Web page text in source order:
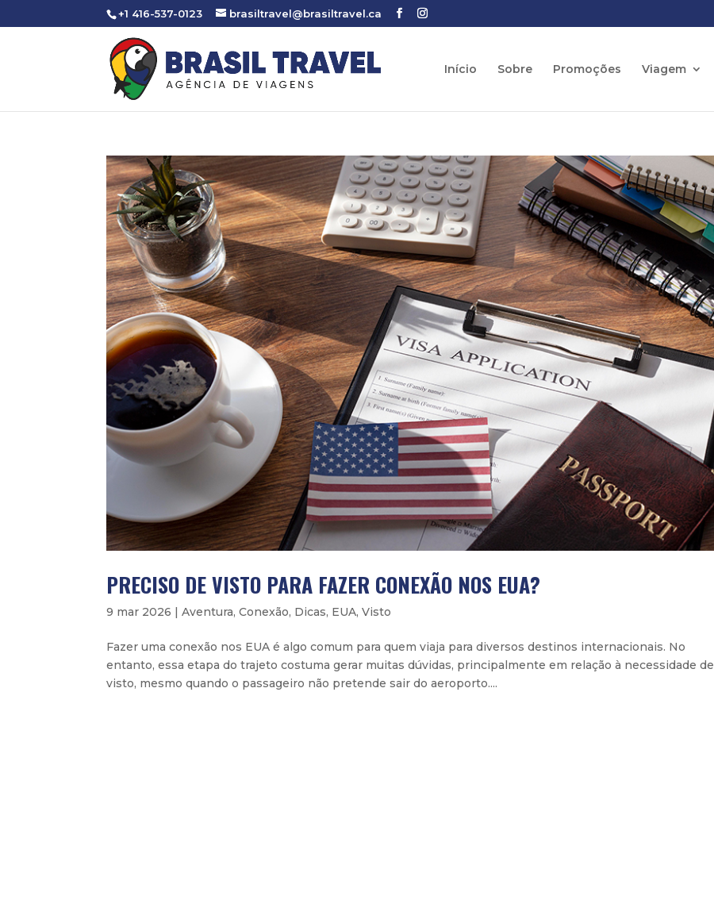
+1 416-537-0123 brasiltravel@brasiltravel.ca
Início Sobre Promoções Viagem
PRECISO DE VISTO PARA FAZER CONEXÃO NOS EUA?
9 mar 2026 |Aventura,Conexão, Dicas, EUA,Visto
Fazer uma conexão nos EUA é algo comum para quem viaja para diversos destinos internacionais. No
entanto, essa etapa do trajeto costuma gerar muitas dúvidas, principalmente em relação à necessidade de
visto, mesmo quando o passageiro não pretende sair do aeroporto....